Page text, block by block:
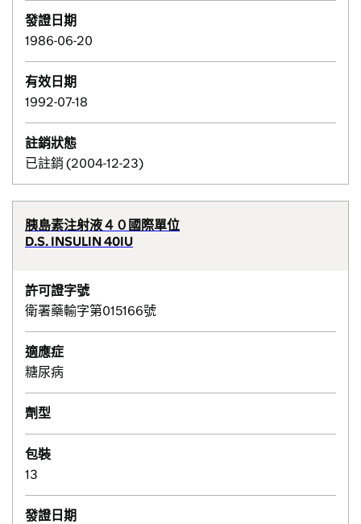
發證日期
1986-06-20
有效日期
1992-07-18
註銷狀態
已註銷 (2004-12-23)
胰島素注射液４０國際單位
D.S. INSULIN 40IU
許可證字號
衛署藥輸字第015166號
適應症
糖尿病
劑型
包裝
13
發證日期